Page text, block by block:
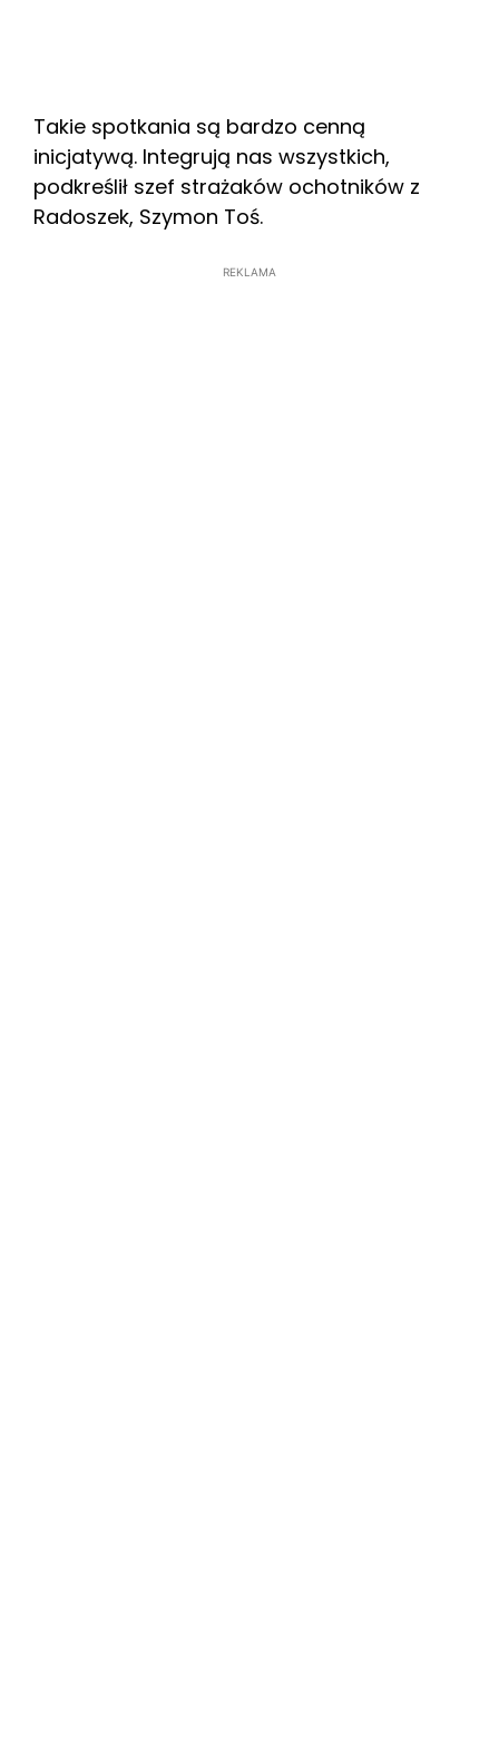
Takie spotkania są bardzo cenną
inicjatywą. Integrują nas wszystkich,
podkreślił szef strażaków ochotników z
Radoszek, Szymon Toś.
REKLAMA